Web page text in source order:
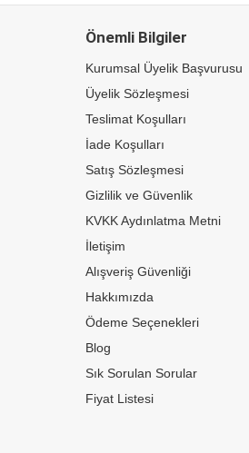
Önemli Bilgiler
Kurumsal Üyelik Başvurusu
Üyelik Sözleşmesi
Teslimat Koşulları
İade Koşulları
Satış Sözleşmesi
Gizlilik ve Güvenlik
KVKK Aydınlatma Metni
İletişim
Alışveriş Güvenliği
Hakkımızda
Ödeme Seçenekleri
Blog
Sık Sorulan Sorular
Fiyat Listesi